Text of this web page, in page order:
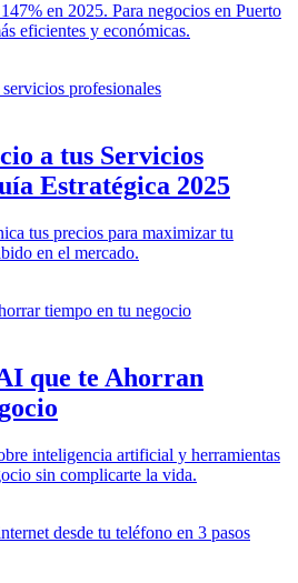
en 2025. Para negocios en Puerto
eficientes y económicas.
a tus Servicios
Estratégica 2025
tus precios para maximizar tu
en el mercado.
que te Ahorran
inteligencia artificial y herramientas
sin complicarte la vida.